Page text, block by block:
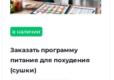
в наличии
Заказать программу
питания для похудения
(сушки)